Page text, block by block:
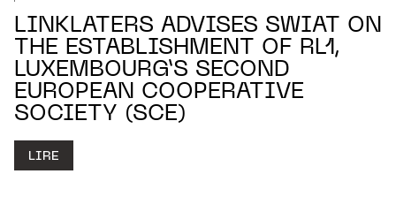
LINKLATERS ADVISES SWIAT ON
THE ESTABLISHMENT OF RL1,
LUXEMBOURG’S SECOND
EUROPEAN COOPERATIVE
SOCIETY (SCE)
LIRE